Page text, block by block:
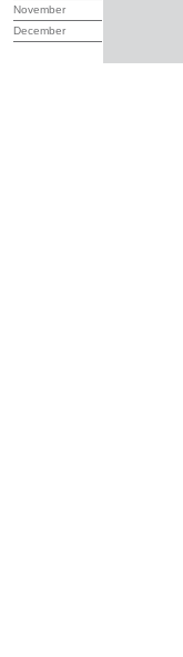
November
December